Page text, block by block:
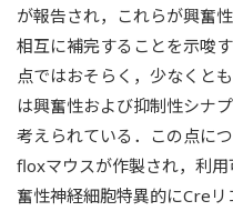
が報告され，これらが興奮
相互に補完することを示唆
点ではおそらく，少なくと
は興奮性および抑制性シナ
考えられている．この点に
floxマウスが作製され，利
奮性神経細胞特異的にCre